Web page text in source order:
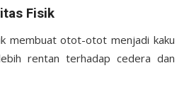
Fisik
membuat otot-otot menjadi kaku
rentan terhadap cedera dan